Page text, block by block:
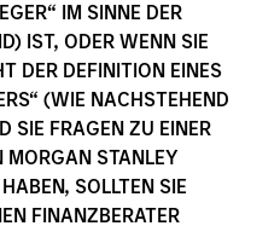
IM SINNE DER
IST, ODER WENN SIE
DER DEFINITION EINES
(WIE NACHSTEHEND
SIE FRAGEN ZU EINER
MORGAN STANLEY
SOLLTEN SIE
FINANZBERATER
Filters